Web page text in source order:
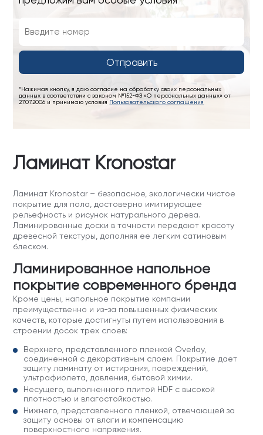
Отправить
*Нажимая кнопку, я даю согласие на обработку своих персональных
данных в соответствии с законом №152-ФЗ «О персональных данных» от
27.07.2006 и принимаю условия Пользовательского соглашения
Ламинат Kronostar
Ламинат Kronostar – безопасное, экологически чистое
покрытие для пола, достоверно имитирующее
рельефность и рисунок натурального дерева.
Ламинированные доски в точности передают красоту
древесной текстуры, дополняя ее легким сатиновым
блеском.
Ламинированное напольное
покрытие современного бренда
Кроме цены, напольное покрытие компании
преимущественно и из-за повышенных физических
качеств, которые достигнуты путем использования в
строении досок трех слоев:
Верхнего, представленного пленкой Overlay,
соединенной с декоративным слоем. Покрытие дает
защиту ламинату от истирания, повреждений,
ультрафиолета, давления, бытовой химии.
Несущего, выполненного плитой HDF с высокой
плотностью и влагостойкостью.
Нижнего, представленного пленкой, отвечающей за
защиту основы от влаги и компенсацию
поверхностного напряжения.